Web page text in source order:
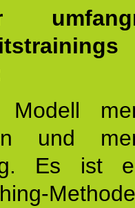
und
Es ist